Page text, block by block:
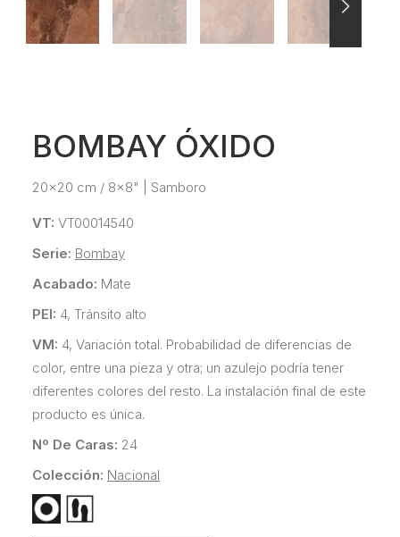
BOMBAY ÓXIDO
20x20 cm / 8x8" Samboro
VT: VT00014540
Serie: Bombay
Acabado: Mate
PEI: 4, Tránsito alto
VM: 4, Variación total. Probabilidad de diferencias de
color, entre una pieza y otra; un azulejo podría tener
diferentes colores del resto. La instalación final de este
producto es única.
Nº De Caras: 24
Colección: Nacional